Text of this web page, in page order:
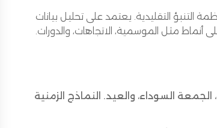
التنبؤ التقليدية. يعتمد على تحليل بيانات
مثل الموسمية، الاتجاهات، والدورات.
السوداء، والعيد. النماذج الزمنية